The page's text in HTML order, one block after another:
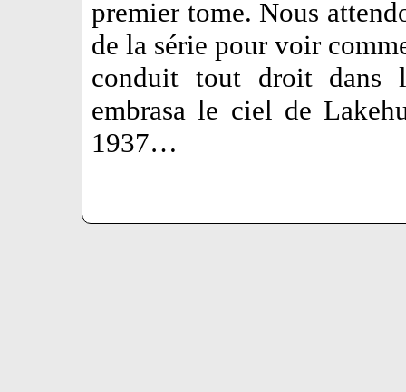
premier tome. Nous
de la série pour voir
conduit tout droit dans
embrasa le ciel de
1937…